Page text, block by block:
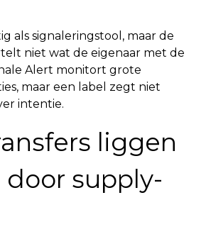
als signaleringstool, maar de
niet wat de eigenaar met de
Alert monitort grote
maar een label zegt niet
intentie.
liggen
supply-